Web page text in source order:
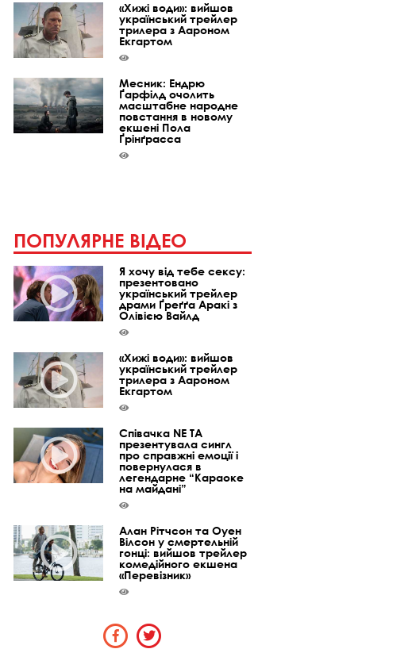
«Хижі води»: вийшов
український трейлер
трилера з Аароном
Екгартом
Месник: Ендрю
Ґарфілд очолить
масштабне народне
повстання в новому
екшені Пола
Ґрінґрасса
ПОПУЛЯРНЕ ВІДЕО
Я хочу від тебе сексу:
презентовано
український трейлер
драми Ґреґґа Аракі з
Олівією Вайлд
«Хижі води»: вийшов
український трейлер
трилера з Аароном
Екгартом
Співачка NE TA
презентувала сингл
про справжні емоції і
повернулася в
легендарне “Караоке
на майдані”
Алан Рітчсон та Оуен
Вілсон у смертельній
гонці: вийшов трейлер
комедійного екшена
«Перевізник»